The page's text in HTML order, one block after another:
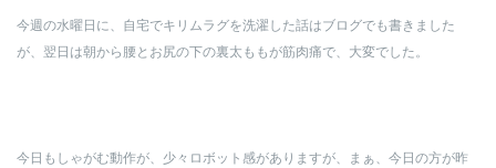
今週の水曜日に、自宅でキリムラグを洗濯した話はブログでも書きました
が、翌日は朝から腰とお尻の下の裏太ももが筋肉痛で、大変でした。
今日もしゃがむ動作が、少々ロボット感がありますが、まぁ、今日の方が昨